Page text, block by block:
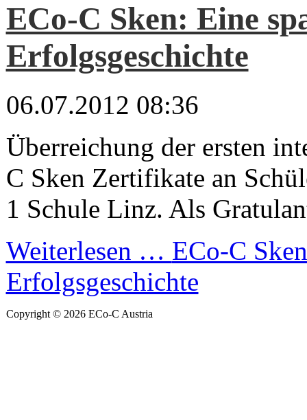
ECo-C Sken: Eine
Erfolgsgeschichte
06.07.2012 08:36
Überreichung der ersten
C Sken Zertifikate an
1 Schule Linz. Als
Weiterlesen … ECo-C
Erfolgsgeschichte
Copyright © 2026 ECo-C Austria